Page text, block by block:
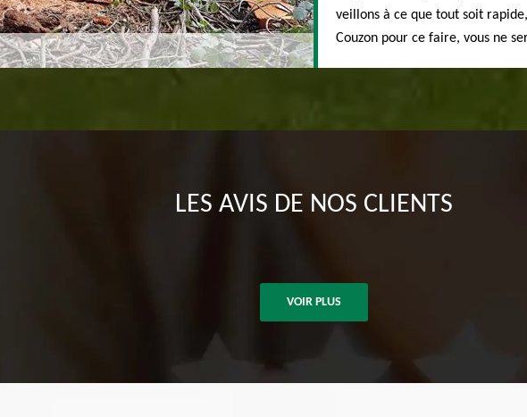
veillons à ce que tout soit
Couzon pour ce faire, vous ne
LES AVIS DE NOS CLIENTS
VOIR PLUS